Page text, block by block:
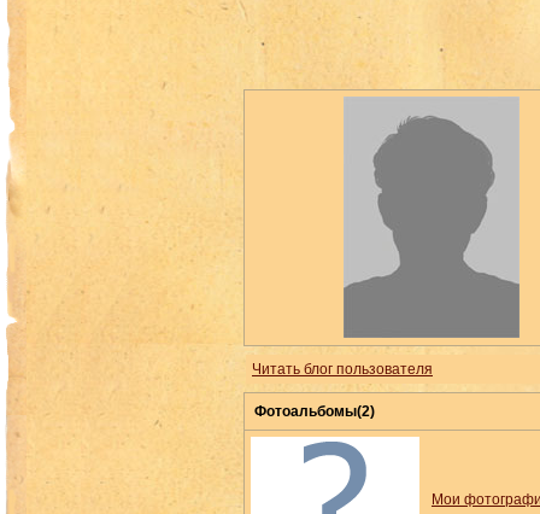
Читать блог пользователя
Фотоальбомы(2)
Мои